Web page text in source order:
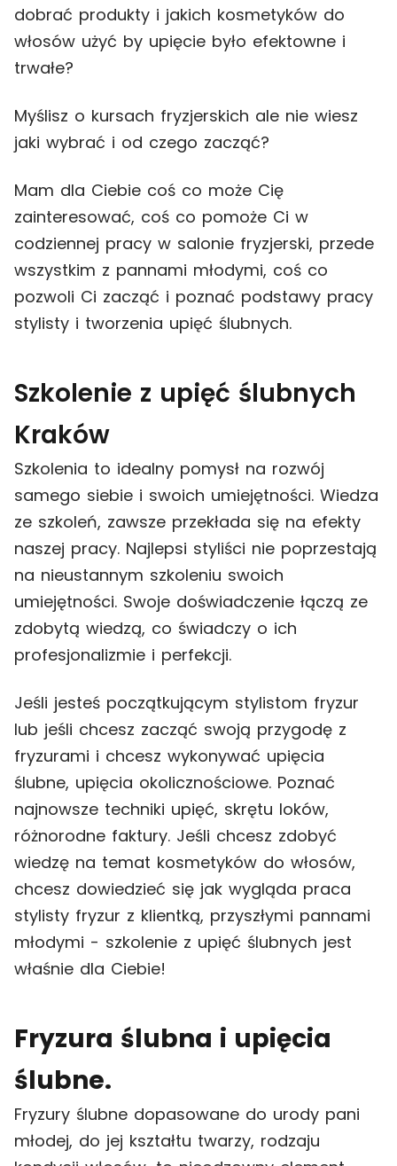
dobrać produkty i jakich kosmetyków do
włosów użyć by upięcie było efektowne i
trwałe?
Myślisz o kursach fryzjerskich ale nie wiesz
jaki wybrać i od czego zacząć?
Mam dla Ciebie coś co może Cię
zainteresować, coś co pomoże Ci w
codziennej pracy w salonie fryzjerski, przede
wszystkim z pannami młodymi, coś co
pozwoli Ci zacząć i poznać podstawy pracy
stylisty i tworzenia upięć ślubnych.
Szkolenie z upięć ślubnych
Kraków
Szkolenia to idealny pomysł na rozwój
samego siebie i swoich umiejętności. Wiedza
ze szkoleń, zawsze przekłada się na efekty
naszej pracy. Najlepsi styliści nie poprzestają
na nieustannym szkoleniu swoich
umiejętności. Swoje doświadczenie łączą ze
zdobytą wiedzą, co świadczy o ich
profesjonalizmie i perfekcji.
Jeśli jesteś początkującym stylistom fryzur
lub jeśli chcesz zacząć swoją przygodę z
fryzurami i chcesz wykonywać upięcia
ślubne, upięcia okolicznościowe. Poznać
najnowsze techniki upięć, skrętu loków,
różnorodne faktury. Jeśli chcesz zdobyć
wiedzę na temat kosmetyków do włosów,
chcesz dowiedzieć się jak wygląda praca
stylisty fryzur z klientką, przyszłymi pannami
młodymi - szkolenie z upięć ślubnych jest
właśnie dla Ciebie!
Fryzura ślubna i upięcia
ślubne.
Fryzury ślubne dopasowane do urody pani
młodej, do jej kształtu twarzy, rodzaju